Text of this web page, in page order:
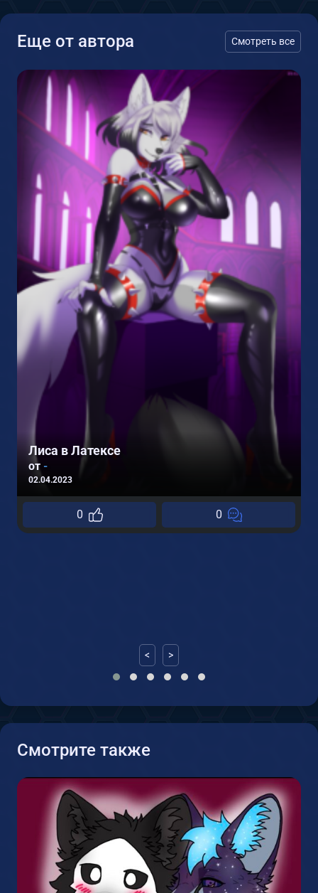
Еще от автора Смотреть все
Лиса в Латексе
от -
02.04.2023
0 0
< >
Смотрите также